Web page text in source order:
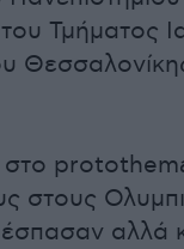
Τμήματος
στο
στους
αλλά